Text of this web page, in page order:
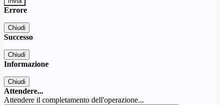
Errore
Chiudi
Successo
Chiudi
Informazione
Chiudi
Attendere...
Attendere il completamento dell'operazione...